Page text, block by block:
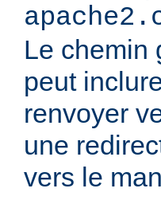
Le chemin
peut
renvoyer
une
vers le